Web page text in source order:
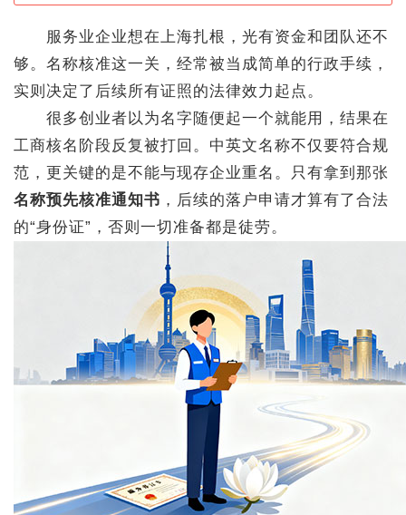
服务业企业想在上海扎根，光有资金和团队还不
够。名称核准这一关，经常被当成简单的行政手续，
实则决定了后续所有证照的法律效力起点。
很多创业者以为名字随便起一个就能用，结果在
工商核名阶段反复被打回。中英文名称不仅要符合规
范，更关键的是不能与现存企业重名。只有拿到那张
名称预先核准通知书 ，后续的落户申请才算有了合法
的“身份证”，否则一切准备都是徒劳。